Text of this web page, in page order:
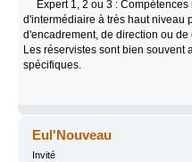
Expert 1, 2 ou 3 : Compétences
d'intermédiaire à très haut niveau
d'encadrement, de direction ou de
Les réservistes sont bien souvent
spécifiques.
Eul'Nouveau
Invité